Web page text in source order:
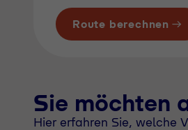
Route berechnen
Sie möchten
Hier erfahren Sie, welche